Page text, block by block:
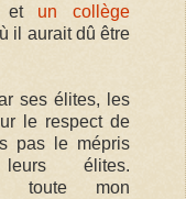
et un collège
il aurait dû être
ses élites, les
le respect de
pas le mépris
élites.
toute mon